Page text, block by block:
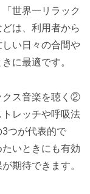
世界一リラック
は、利用者から
い日々の合間や
に最適です。
クス音楽を聴く②
レッチや呼吸法
つが代表的で
いときにも有効
期待できます。